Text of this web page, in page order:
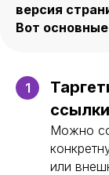
версия
Вот
1
Можно
или